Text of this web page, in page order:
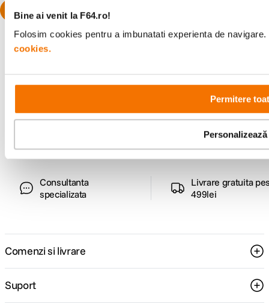
Bine ai venit la F64.ro!
Folosim cookies pentru a imbunatati experienta de
cookies.
Permitere
Personalizează
Alatura-te comunitatii creatorilor
Descopera inspiratie, recomandari utile,
ghiduri foto-video si oferte pregatite special
Consultanta
specializata
Livrare gratuita
499lei
Comenzi si livrare
Suport